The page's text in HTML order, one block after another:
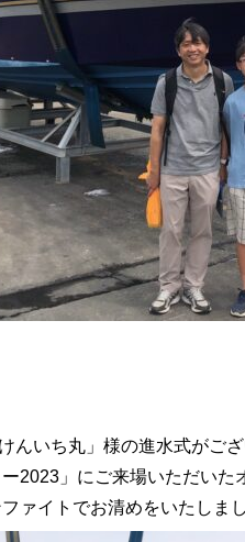
いち丸」様の進水式がご
2023」にご来場いただいた
ァイトでお清めをいたしまし